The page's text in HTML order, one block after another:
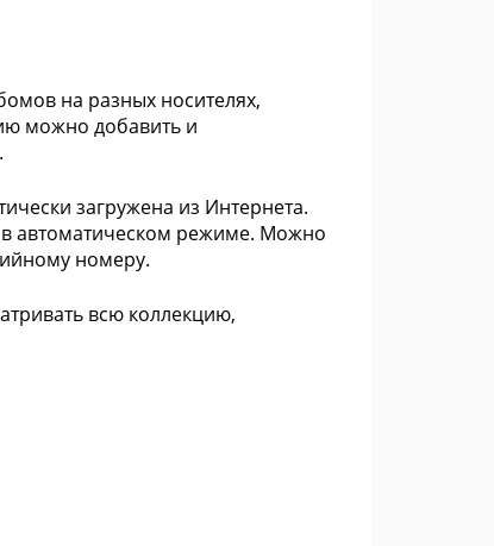
на разных носителях,
можно добавить и
загружена из Интернета.
автоматическом режиме. Можно
номеру.
всю коллекцию,